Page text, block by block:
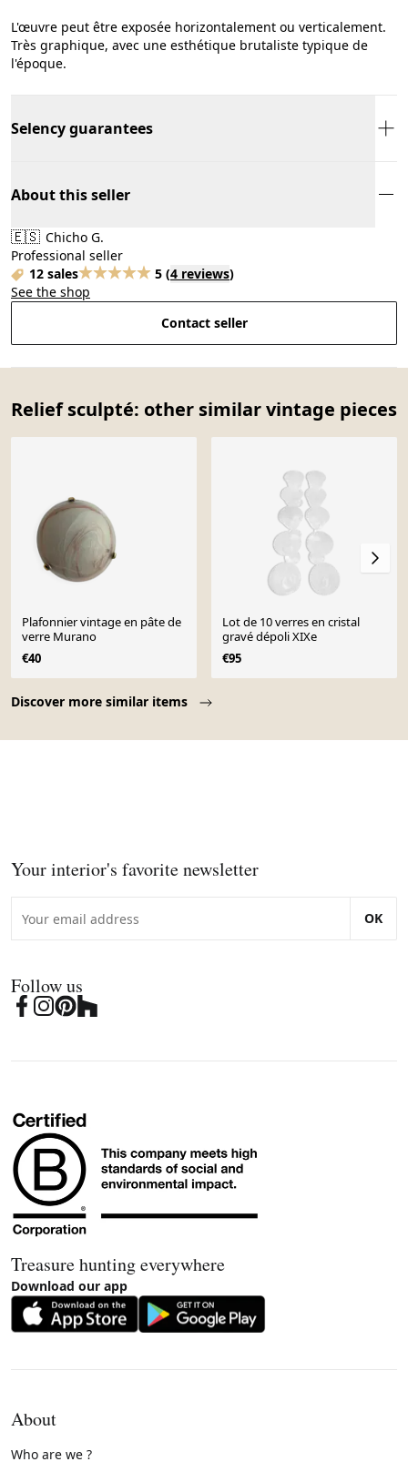
L'œuvre peut être exposée horizontalement ou verticalement.
Très graphique, avec une esthétique brutaliste typique de
l'époque.
Selency guarantees
About this seller
🇪🇸 Chicho G.
Professional seller
12 sales
5 (4 reviews)
See the shop
Contact seller
Relief sculpté: other similar vintage pieces
Discover more similar items
Plafonnier vintage en pâte de
verre Murano
€40
Lot de 10 verres en cristal
gravé dépoli XIXe
€95
Your interior's favorite newsletter
OK
Follow us
Treasure hunting everywhere
Download our app
About
Who are we ?